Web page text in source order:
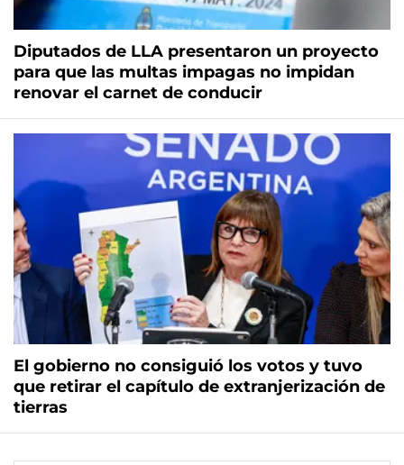
Diputados de LLA presentaron un proyecto
para que las multas impagas no impidan
renovar el carnet de conducir
El gobierno no consiguió los votos y tuvo
que retirar el capítulo de extranjerización de
tierras